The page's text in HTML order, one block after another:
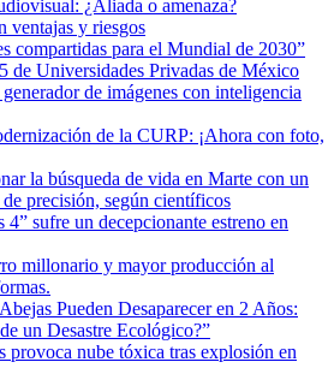
¿Aliada o amenaza?
ventajas y riesgos
compartidas para el Mundial de 2030”
de Universidades Privadas de México
de imágenes con inteligencia
de la CURP: ¡Ahora con foto,
la búsqueda de vida en Marte con un
precisión, según científicos
sufre un decepcionante estreno en
millonario y mayor producción al
Pueden Desaparecer en 2 Años:
un Desastre Ecológico?”
provoca nube tóxica tras explosión en